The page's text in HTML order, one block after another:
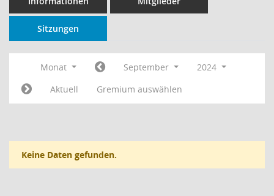
Sitzungen
Monat September
2024
Aktuell
Gremium auswählen
Keine Daten gefunden.